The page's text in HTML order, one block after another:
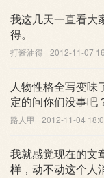
我这几天一直看大
得。
打酱油得 2012-11-07
人物性格全写变味
定的问你们没事吧
路人甲 2012-11-04
我就感觉现在的文
样，动不动这个人